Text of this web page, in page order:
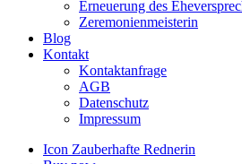
Erneuerung des
Zeremonienmeisterin
Blog
Kontakt
Kontaktanfrage
AGB
Datenschutz
Impressum
Icon Zauberhafte Rednerin